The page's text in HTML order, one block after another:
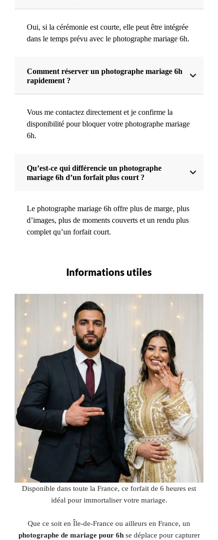
Oui, si la cérémonie est courte, elle peut être intégrée
dans le temps prévu avec le photographe mariage 6h.
Comment réserver un photographe mariage 6h
rapidement ?
Vous me contactez directement et je confirme la
disponibilité pour bloquer votre photographe mariage
6h.
Qu’est-ce qui différencie un photographe
mariage 6h d’un forfait plus court ?
Le photographe mariage 6h offre plus de marge, plus
d’images, plus de moments couverts et un rendu plus
complet qu’un forfait court.
Informations utiles
Disponible dans toute la France, ce forfait de 6 heures est
idéal pour immortaliser votre mariage.
Que ce soit en Île-de-France ou ailleurs en France, un
photographe de mariage pour 6hse déplace pour capturer